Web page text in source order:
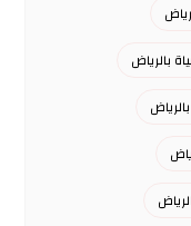
بالرياض